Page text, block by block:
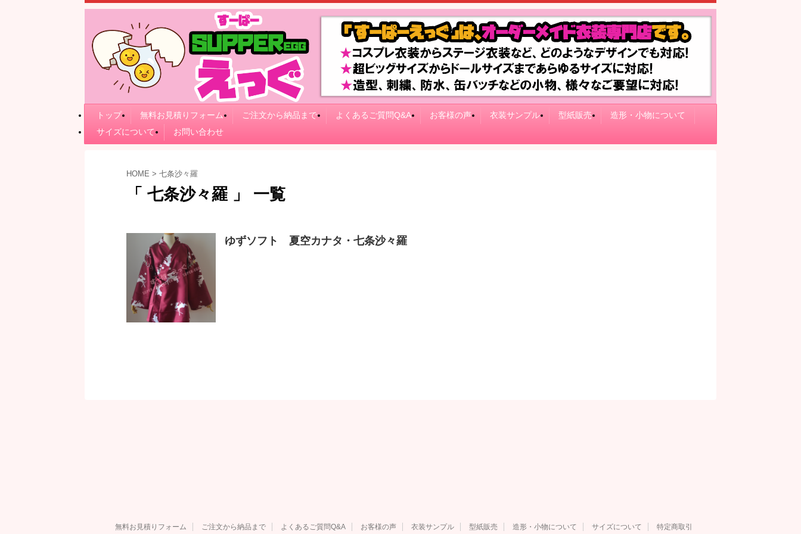
トップ 無料お見積りフォーム ご注文から納品まで よくあるご質問Q&A お客様の声 衣装サンプル 型紙販売
造形・小物について
サイズについて
お問い合わせ
HOME > 七条沙々羅
「 七条沙々羅 」 一覧
ゆずソフト 夏空カナタ・七条沙々羅
無料お見積りフォーム ご注文から納品まで よくあるご質問Q&A お客様の声 衣装サンプル 型紙販売 造形・小物について サイズについて 特定商取引